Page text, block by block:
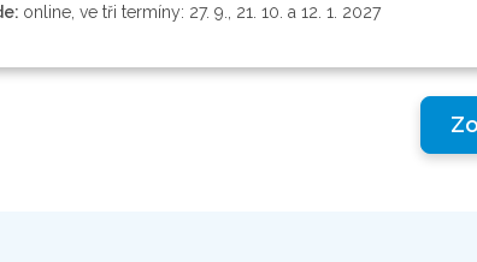
online, ve tři termíny: 27. 9., 21. 10. a 12. 1. 2027